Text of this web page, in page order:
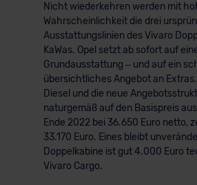
Nicht wiederkehren werden mit
Wahrscheinlichkeit die drei
Ausstattungslinien des Vivaro
KaWas. Opel setzt ab sofort auf
Grundausstattung – und auf ein
übersichtliches Angebot an
Diesel und die neue
naturgemäß auf den Basispreis
Ende 2022 bei 36.650 Euro netto,
33.170 Euro. Eines bleibt
Doppelkabine ist gut 4.000 Euro
Vivaro Cargo.